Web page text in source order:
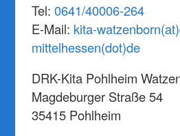
Tel:0641/40006-264
E-Mail: kita-
mittelhessen(dot)de
DRK-Kita Pohlheim
Magdeburger Straße 54
35415 Pohlheim